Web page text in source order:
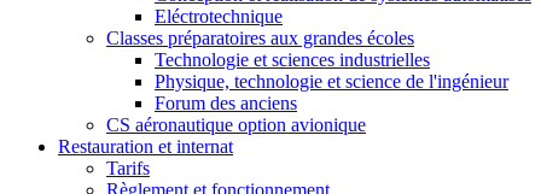
Eléctrotechnique
Classes préparatoires aux grandes écoles
Technologie et sciences industrielles
Physique, technologie et science de l'ingénieur
Forum des anciens
CS aéronautique option avionique
Restauration et internat
Tarifs
Règlement et fonctionnement